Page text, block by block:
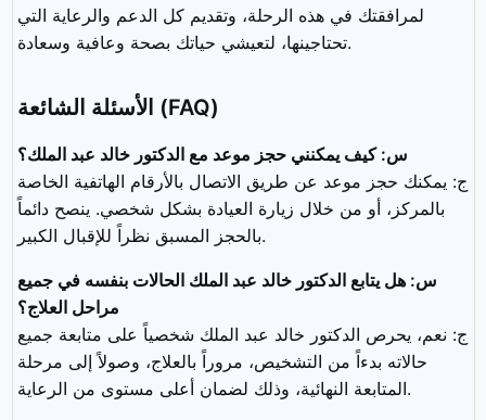
لمرافقتك في هذه الرحلة، وتقديم كل الدعم والرعاية التي
تحتاجينها، لتعيشي حياتك بصحة وعافية وسعادة.
الأسئلة الشائعة (FAQ)
س: كيف يمكنني حجز موعد مع الدكتور خالد عبد الملك؟
ج: يمكنك حجز موعد عن طريق الاتصال بالأرقام الهاتفية الخاصة
بالمركز، أو من خلال زيارة العيادة بشكل شخصي. ينصح دائماً
بالحجز المسبق نظراً للإقبال الكبير.
س: هل يتابع الدكتور خالد عبد الملك الحالات بنفسه في جميع
مراحل العلاج؟
ج: نعم، يحرص الدكتور خالد عبد الملك شخصياً على متابعة جميع
حالاته بدءاً من التشخيص، مروراً بالعلاج، وصولاً إلى مرحلة
المتابعة النهائية، وذلك لضمان أعلى مستوى من الرعاية.